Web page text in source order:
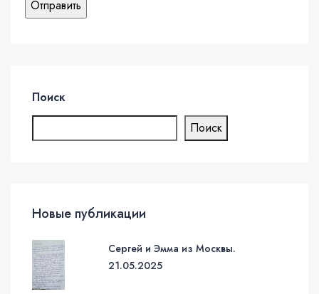
Поиск
Поиск
Новые публикации
Сергей и Эмма из Москвы.
21.05.2025